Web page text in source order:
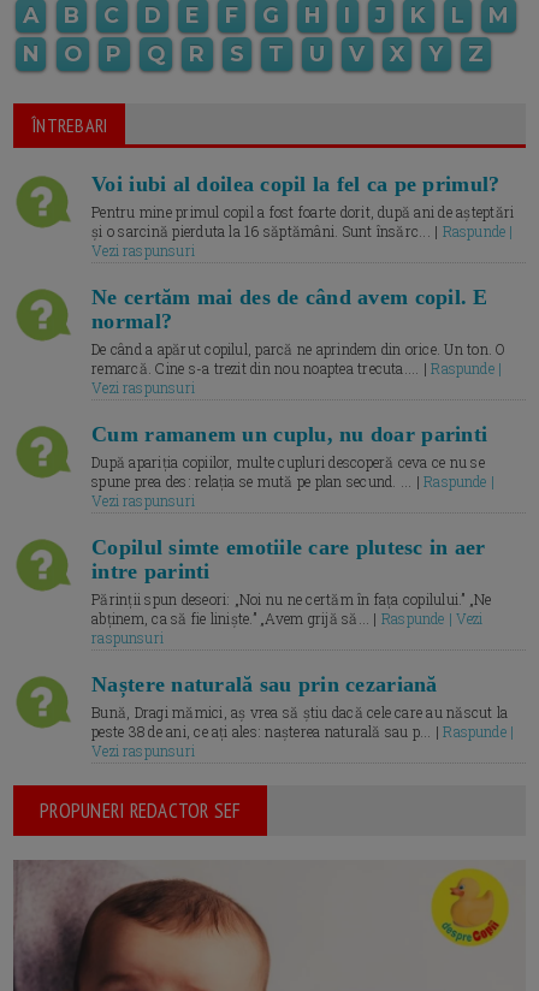
A B C D E F G H I J K L
M
N
O P Q R S T U V X Y Z
ÎNTREBARI
Voi iubi al doilea copil la fel ca pe primul?
Pentru mine primul copil a fost foarte dorit, după ani de așteptări
și o sarcină pierduta la 16 săptămâni. Sunt însărc... | Raspunde |
Vezi raspunsuri
Ne certăm mai des de când avem copil. E
normal?
De când a apărut copilul, parcă ne aprindem din orice. Un ton. O
remarcă. Cine s-a trezit din nou noaptea trecuta.... |Raspunde |
Vezi raspunsuri
Cum ramanem un cuplu, nu doar parinti
După apariția copiilor, multe cupluri descoperă ceva ce nu se
spune prea des: relația se mută pe plan secund. ... |Raspunde |
Vezi raspunsuri
Copilul simte emotiile care plutesc in aer
intre parinti
Părinții spun deseori: „Noi nu ne certăm în fața copilului.” „Ne
abținem, ca să fie liniște.” „Avem grijă să... | Raspunde | Vezi
raspunsuri
Naștere naturală sau prin cezariană
Bună, Dragi mămici, aș vrea să știu dacă cele care au născut la
peste 38 de ani, ce ați ales: nașterea naturală sau p... |Raspunde |
Vezi raspunsuri
PROPUNERI REDACTOR SEF